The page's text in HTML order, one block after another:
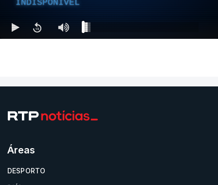
INDISPONÍVEL
Áreas
DESPORTO